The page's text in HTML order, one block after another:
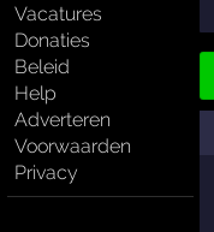
Vacatures
Donaties
Beleid
Help
Adverteren
Voorwaarden
Privacy